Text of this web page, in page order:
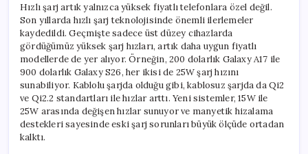
Hızlı şarj artık yalnızca yüksek fiyatlı telefonlara özel değil.
Son yıllarda hızlı şarj teknolojisinde önemli ilerlemeler
kaydedildi. Geçmişte sadece üst düzey cihazlarda
gördüğümüz yüksek şarj hızları, artık daha uygun fiyatlı
modellerde de yer alıyor. Örneğin, 200 dolarlık Galaxy A17 ile
900 dolarlık Galaxy S26, her ikisi de 25W şarj hızını
sunabiliyor. Kablolu şarjda olduğu gibi, kablosuz şarjda da Qi2
ve Qi2.2 standartları ile hızlar arttı. Yeni sistemler, 15W ile
25W arasında değişen hızlar sunuyor ve manyetik hizalama
destekleri sayesinde eski şarj sorunları büyük ölçüde ortadan
kalktı.